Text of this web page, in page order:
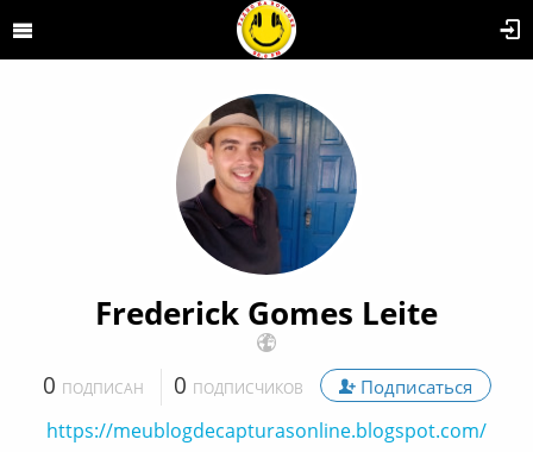
Frederick Gomes Leite
0 ПОДПИСАН 0 ПОДПИСЧИКОВ Подписаться
https://meublogdecapturasonline.blogspot.com/